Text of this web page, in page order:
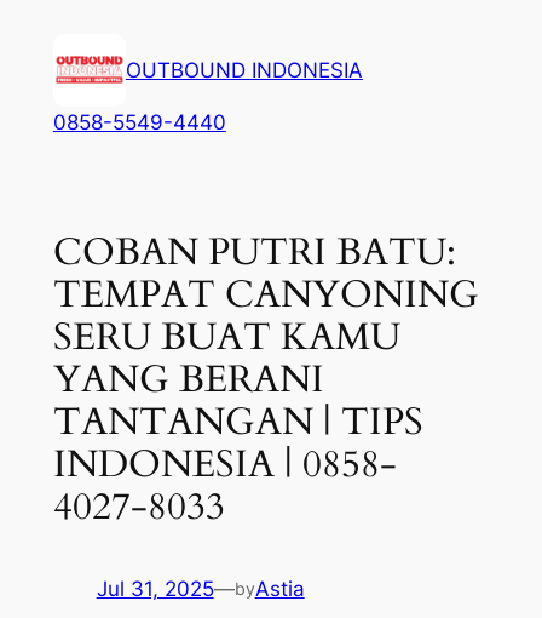
konten
OUTBOUND INDONESIA
0858-5549-4440
COBAN PUTRI BATU:
TEMPAT CANYONING
SERU BUAT KAMU
YANG BERANI
TANTANGAN | TIPS
INDONESIA | 0858-
4027-8033
Jul 31, 2025—byAstia